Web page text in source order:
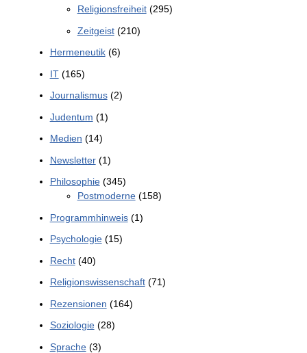
Religionsfreiheit(295)
Zeitgeist(210)
Hermeneutik(6)
IT(165)
Journalismus(2)
Judentum (1)
Medien (14)
Newsletter(1)
Philosophie(345)
Postmoderne(158)
Programmhinweis(1)
Psychologie(15)
Recht(40)
Religionswissenschaft(71)
Rezensionen (164)
Soziologie(28)
Sprache(3)